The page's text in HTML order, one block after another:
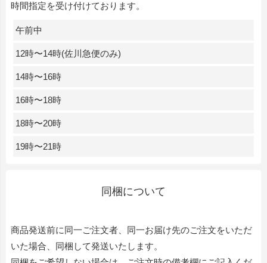
時間指定を受け付けております。
午前中
12時〜14時(佐川急便のみ)
14時〜16時
16時〜18時
18時〜20時
19時〜21時
同梱について
商品発送前に同一ご注文者、同一お届け先のご注文をいただ
いた場合、同梱して発送いたします。